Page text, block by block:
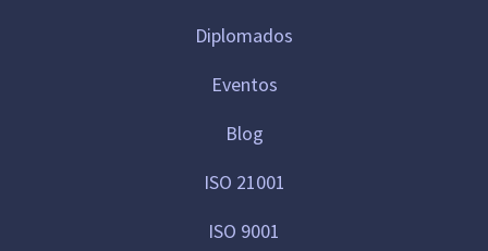
Diplomados
Eventos
Blog
ISO 21001
ISO 9001